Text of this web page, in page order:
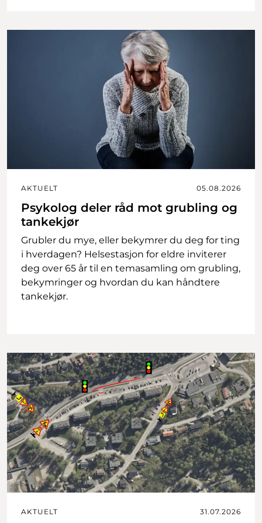
AKTUELT 05.08.2026
Psykolog deler råd mot grubling og
tankekjør
Grubler du mye, eller bekymrer du deg for ting
i hverdagen? Helsestasjon for eldre inviterer
deg over 65 år til en temasamling om grubling,
bekymringer og hvordan du kan håndtere
tankekjør.
AKTUELT 31.07.2026